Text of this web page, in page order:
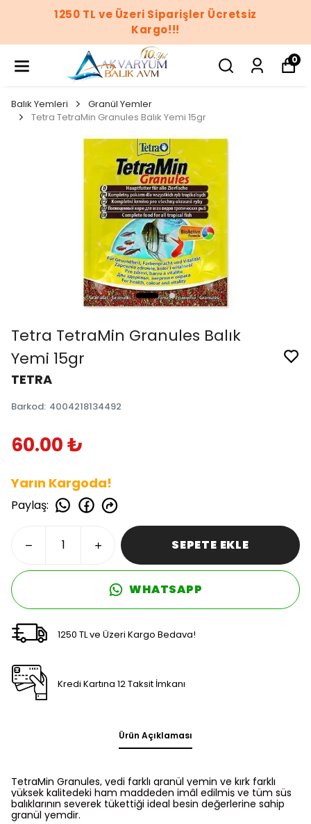
1250 TL ve Üzeri Siparişler Ücretsiz
Kargo!!!
0
Balık Yemleri
Granül Yemler
Tetra TetraMin Granules Balık Yemi 15gr
Tetra TetraMin Granules Balık
Yemi 15gr
TETRA
Barkod: 4004218134492
60.00 ₺
Yarın Kargoda!
Paylaş:
SEPETE EKLE
WHATSAPP
1250 TL ve Üzeri Kargo Bedava!
Kredi Kartına 12 Taksit İmkanı
Ürün Açıklaması
TetraMin Granules, yedi farklı granül yemin ve kırk farklı
yüksek kalitedeki ham maddeden imâl edilmiş ve tüm süs
balıklarının severek tükettiği ideal besin değerlerine sahip
granül yemdir.